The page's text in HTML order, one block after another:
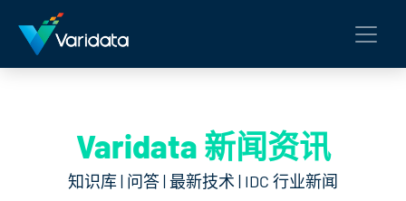
Varidata 新闻资讯
知识库 | 问答 | 最新技术 | IDC 行业新闻